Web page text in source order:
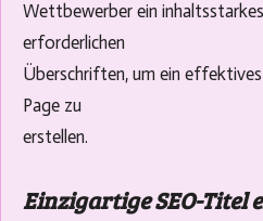
Wettbewerber ein
erforderlichen
Überschriften, um ein
Page zu
erstellen.
Einzigartige SEO-Titel